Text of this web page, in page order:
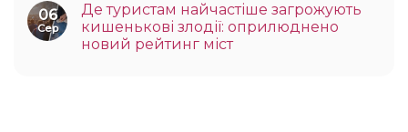
06
Сер
Де туристам найчастіше загрожують
кишенькові злодії: оприлюднено
новий рейтинг міст